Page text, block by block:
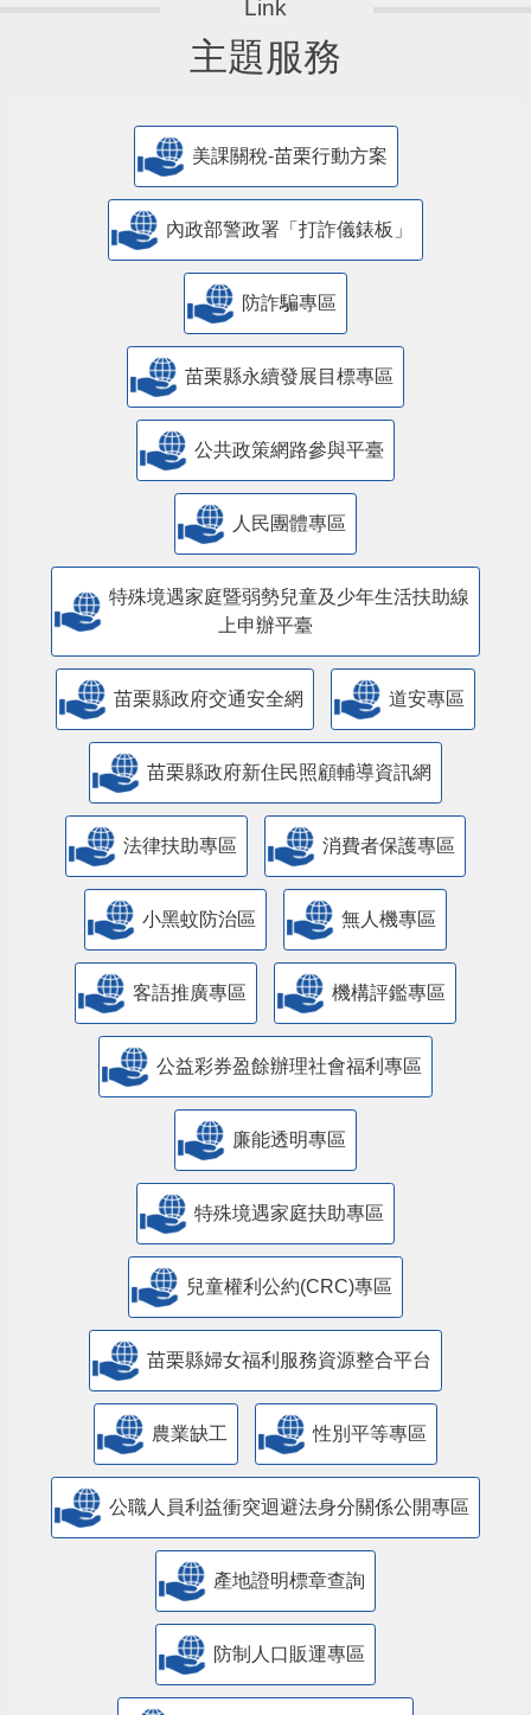
主題服務
美課關稅-苗栗行動方案
內政部警政署「打詐儀錶板」
防詐騙專區
苗栗縣永續發展目標專區
公共政策網路參與平臺
人民團體專區
特殊境遇家庭暨弱勢兒童及少年生活扶助線
上申辦平臺
苗栗縣政府交通安全網 道安專區
苗栗縣政府新住民照顧輔導資訊網
法律扶助專區 消費者保護專區
小黑蚊防治區 無人機專區
客語推廣專區 機構評鑑專區
公益彩券盈餘辦理社會福利專區
廉能透明專區
特殊境遇家庭扶助專區
兒童權利公約(CRC)專區
苗栗縣婦女福利服務資源整合平台
農業缺工 性別平等專區
公職人員利益衝突迴避法身分關係公開專區
產地證明標章查詢
防制人口販運專區